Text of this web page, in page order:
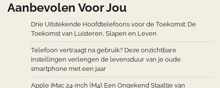
Aanbevolen Voor Jou
Drie Uitstekende Hoofdtelefoons voor de Toekomst: De
Toekomst van Luisteren, Slapen en Leven
Telefoon vertraagt na gebruik? Deze onzichtbare
instellingen verlengen de levensduur van je oude
smartphone met een jaar
Apple iMac 24-inch (M4): Een Ongekend Staaltje van